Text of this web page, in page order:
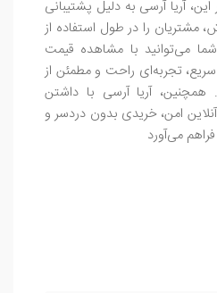
آریا آرسی به دلیل پشتیبانی
را در طول استفاده از
می‌توانید با مشاهده قیمت
سریع، تجربه‌ای راحت و مطمئن از
همچنین، آریا آرسی با داشتن
امن، خریدی بدون دردسر و
می‌آورد